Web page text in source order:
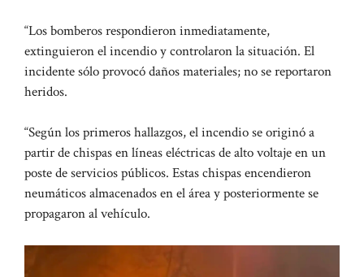
“Los bomberos respondieron inmediatamente,
extinguieron el incendio y controlaron la situación. El
incidente sólo provocó daños materiales; no se reportaron
heridos.
“Según los primeros hallazgos, el incendio se originó a
partir de chispas en líneas eléctricas de alto voltaje en un
poste de servicios públicos. Estas chispas encendieron
neumáticos almacenados en el área y posteriormente se
propagaron al vehículo.